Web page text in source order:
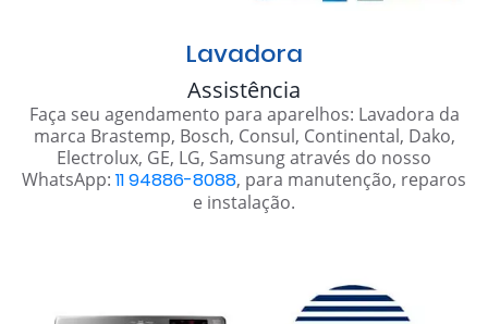
Lavadora
Assistência
Faça seu agendamento para aparelhos: Lavadora da
marca Brastemp, Bosch, Consul, Continental, Dako,
Electrolux, GE, LG, Samsung através do nosso
WhatsApp: 11 94886-8088, para manutenção, reparos
e instalação.